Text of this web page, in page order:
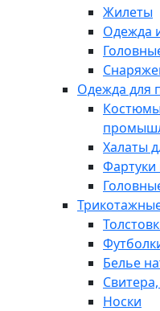
Жилеты
Одежда
Одежда для
Халаты
Фартуки
Белье
Носки